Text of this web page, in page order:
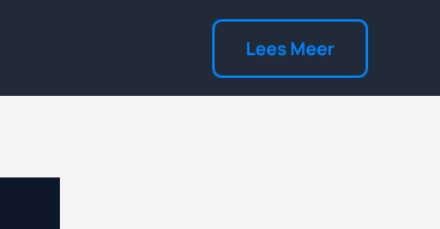
Lees Meer